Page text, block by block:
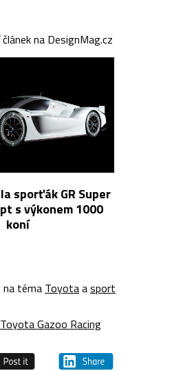
na DesignMag.cz
sporťák GR Super
s výkonem 1000
koní
na téma Toyotaasport
Toyota Gazoo Racing